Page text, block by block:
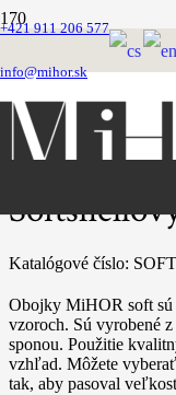
+421 911 206 577
info@mihor.sk
Domovská stránka
Softshellove
Katalógové číslo:
Obojky MiHOR soft sú
vzoroch. Sú vyrobené
sponou. Použitie
vzhľad. Môžete
tak, aby pasoval